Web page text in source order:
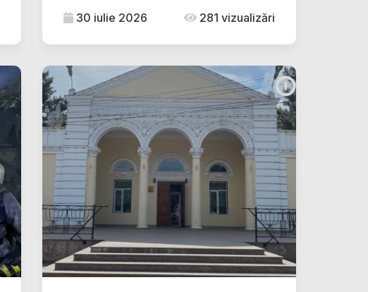
30 iulie 2026 281 vizualizări